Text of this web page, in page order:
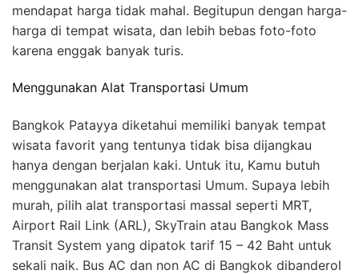
mendapat harga tidak mahal. Begitupun dengan harga-
harga di tempat wisata, dan lebih bebas foto-foto
karena enggak banyak turis.
Menggunakan Alat Transportasi Umum
Bangkok Patayya diketahui memiliki banyak tempat
wisata favorit yang tentunya tidak bisa dijangkau
hanya dengan berjalan kaki. Untuk itu, Kamu butuh
menggunakan alat transportasi Umum. Supaya lebih
murah, pilih alat transportasi massal seperti MRT,
Airport Rail Link (ARL), SkyTrain atau Bangkok Mass
Transit System yang dipatok tarif 15 – 42 Baht untuk
sekali naik. Bus AC dan non AC di Bangkok dibanderol